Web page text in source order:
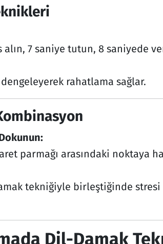
alın, 7 saniye tutun, 8 saniyede
rahatlama sağlar.
parmağı arasındaki noktaya
tekniğiyle birleştiğinde stresi
Dil-Damak